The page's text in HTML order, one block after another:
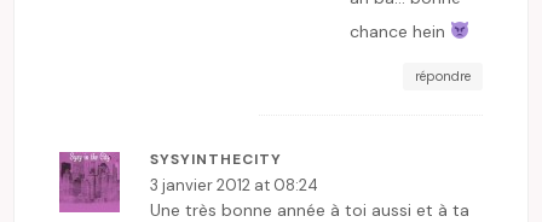
chance hein
répondre
SYSYINTHECITY
3 janvier 2012 at 08:24
Une très bonne année à toi aussi et à ta